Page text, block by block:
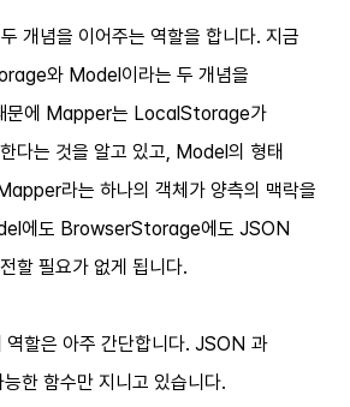
개념을 이어주는 역할을 합니다. 지금
와 Model이라는 두 개념을
문에 Mapper는 LocalStorage가
다는 것을 알고 있고, Model의 형태
라는 하나의 객체가 양측의 맥락을
에도 BrowserStorage에도 JSON
할 필요가 없게 됩니다.
역할은 아주 간단합니다. JSON 과
한 함수만 지니고 있습니다.